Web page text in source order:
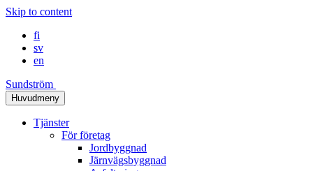
Skip to content
fi
sv
en
Sundström
Huvudmeny
Tjänster
För företag
Jordbyggnad
Järnvägsbyggnad